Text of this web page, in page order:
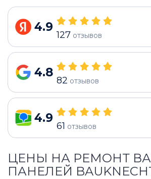
4.9
127 отзывов
4.8
82 отзывов
4.9
61 отзывов
ЦЕНЫ НА РЕМОНТ
ПАНЕЛЕЙ